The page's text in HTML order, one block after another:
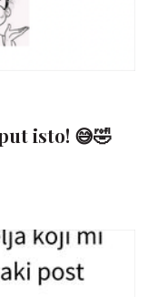
isto! 😅🤣